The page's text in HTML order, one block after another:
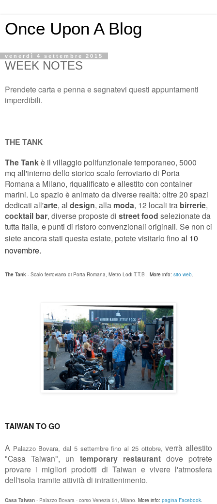
Once Upon A Blog
venerdì 4 settembre 2015
WEEK NOTES
Prendete carta e penna e segnatevi questi appuntamenti
imperdibili.
THE TANK
The Tankè il villaggio polifunzionale temporaneo, 5000
mq all'interno dello storico scalo ferroviario di Porta
Romana a Milano, riqualificato e allestito con container
marini. Lo spazio è animato da diverse realtà: oltre 20 spazi
dedicati all'arte, al design, alla moda, 12 locali tra birrerie,
cocktail bar, diverse proposte di street food selezionate da
tutta Italia, e punti di ristoro convenzionali originali. Se non ci
siete ancora stati questa estate, potete visitarlo fino al 10
novembre.
The Tank - Scalo ferroviario di Porta Romana, Metro Lodi T.T.B . More info: sito web
TAIWAN TO GO
A Palazzo Bovara, dal 5 settembre fino al 25 ottobre, verrà allestito
"Casa Taiwan", un temporary restaurant dove potrete
provare i migliori prodotti di Taiwan e vivere l'atmosfera
dell'isola tramite attività di intrattenimento.
Casa Taiwan - Palazzo Bovara - corso Venezia 51, Milano. More info: pagina Facebook